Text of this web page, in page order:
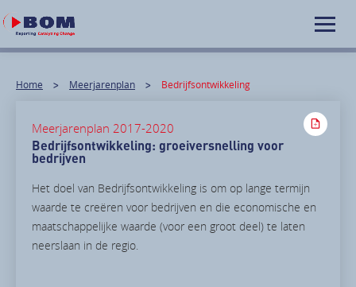
Home Meerjarenplan Bedrijfsontwikkeling
Meerjarenplan 2017-2020
Bedrijfsontwikkeling: groeiversnelling voor
bedrijven
Het doel van Bedrijfsontwikkeling is om op lange termijn
waarde te creëren voor bedrijven en die economische en
maatschappelijke waarde (voor een groot deel) te laten
neerslaan in de regio.